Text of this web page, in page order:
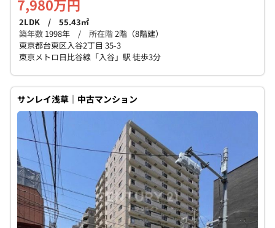
7,980万円
2LDK / 55.43㎡
築年数 1998年 / 所在階2階（8階建）
東京都台東区入谷2丁目 35-3
東京メトロ日比谷線「入谷」駅 徒歩3分
サンレイ浅草｜中古マンション